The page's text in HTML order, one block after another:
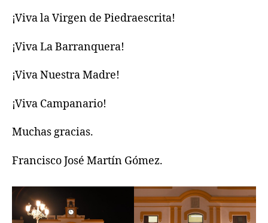
¡Viva la Virgen de Piedraescrita!
¡Viva La Barranquera!
¡Viva Nuestra Madre!
¡Viva Campanario!
Muchas gracias.
Francisco José Martín Gómez.